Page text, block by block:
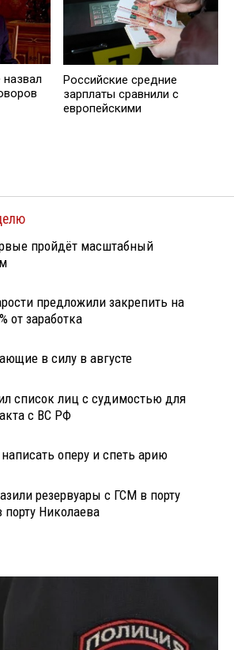
Российские средние
зарплаты сравнили с
европейскими
пройдёт масштабный
предложили закрепить на
от заработка
в силу в августе
список лиц с судимостью для
с ВС РФ
оперу и спеть арию
резервуары с ГСМ в порту
Николаева